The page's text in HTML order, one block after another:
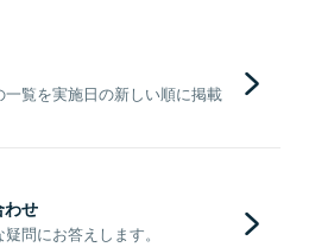
覧を実施日の新しい順に掲載
わせ
問にお答えします。